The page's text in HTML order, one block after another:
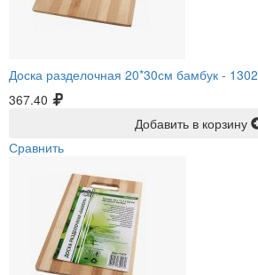
Доска разделочная 20*30см бамбук - 1302
367.40
Добавить в корзину
Сравнить